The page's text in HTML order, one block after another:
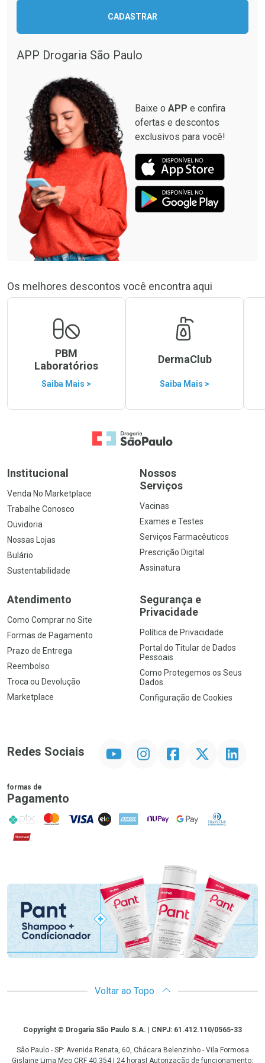
Comprar sem Desconto
Por R$ 664,02/cada
Comprar sem Desconto
Ativar Desconto
Comprar sem Desconto
CADASTRAR
APP Drogaria São Paulo
Baixe o APP e confira
ofertas e descontos
exclusivos para você!
Os melhores descontos você encontra aqui
PBM
Laboratórios
Saiba Mais >
DermaClub
Saiba Mais >
Ir para a Home
Institucional
Venda No Marketplace
Trabalhe Conosco
Ouvidoria
Nossas Lojas
Bulário
Sustentabilidade
Nossos
Serviços
Vacinas
Exames e Testes
Serviços Farmacêuticos
Prescrição Digital
Assinatura
Atendimento
Como Comprar no Site
Formas de Pagamento
Prazo de Entrega
Reembolso
Troca ou Devolução
Marketplace
Segurança e
Privacidade
Política de Privacidade
Portal do Titular de Dados
Pessoais
Como Protegemos os Seus
Dados
Configuração de Cookies
Redes Sociais InstagramFacebookTwitter Linkedin
formas de
Pagamento
PIX MasterCard
VISA ELO AMEX NuPay Google PayDiners Club
Hipercard
Promoção em Destaque
Voltar ao Topo
CopyrightCopyright © Drogaria São Paulo S.A. | CNPJ: 61.412.110/0565-33
São Paulo - SP: Avenida Renata, 60, Chácara Belenzinho - Vila Formosa
Gislaine Lima Meo CRF 40.354 | 24 horas| Autorização de funcionamento: